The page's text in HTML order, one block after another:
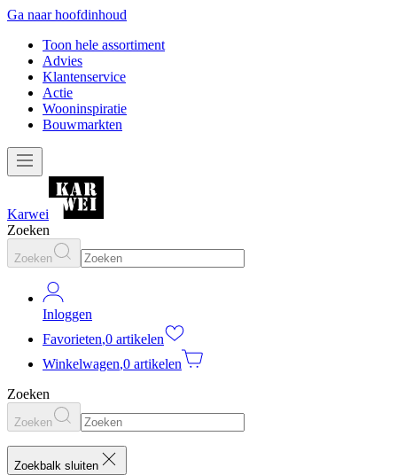
Ga naar hoofdinhoud
Toon hele assortiment
Advies
Klantenservice
Actie
Wooninspiratie
Bouwmarkten
Karwei
Zoeken
Zoeken
Inloggen
Favorieten,0 artikelen
Winkelwagen,0 artikelen
Zoeken
Zoeken
Zoekbalk sluiten